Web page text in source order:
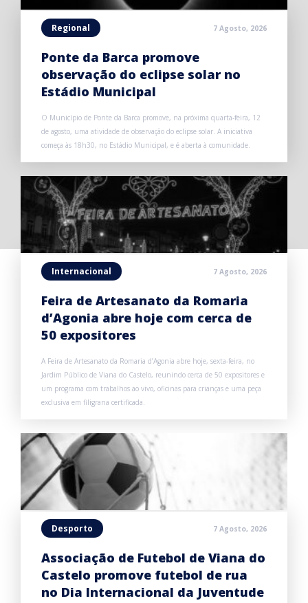
Regional 7 Agosto, 2026
Ponte da Barca promove
observação do eclipse solar no
Estádio Municipal
O Município de Ponte da Barca promove, na próxima quarta-feira, 12
de agosto, uma atividade de observação do eclipse solar. A iniciativa
começa às 18h30, no Estádio Municipal, e é aberta à comunidade.
Internacional 7 Agosto, 2026
Feira de Artesanato da Romaria
d’Agonia abre hoje com cerca de
50 expositores
A Feira de Artesanato da Romaria d’Agonia abre hoje, sexta-feira, no
Jardim Público de Viana do Castelo, reunindo cerca de 50 expositores e
um programa com trabalhos ao vivo, oficinas para crianças e uma peça
exclusiva em filigrana certificada.
Desporto 7 Agosto, 2026
Associação de Futebol de Viana do
Castelo promove futebol de rua
no Dia Internacional da Juventude